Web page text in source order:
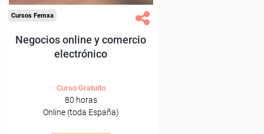
Cursos Femxa
Negocios online y comercio
electrónico
Curso Gratuito
80 horas
Online (toda España)